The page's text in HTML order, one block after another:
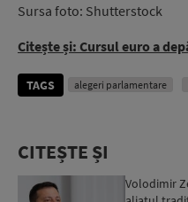
Sursa foto: Shutterstock
Citește și: Cursul euro a
TAGS alegeri parlamentare
CITEȘTE ȘI
Volodimir